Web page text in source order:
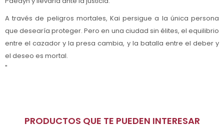
A través de peligros mortales, Kai persigue a la única persona
que desearía proteger. Pero en una ciudad sin élites, el equilibrio
entre el cazador y la presa cambia, y la batalla entre el deber y
el deseo es mortal.
"
PRODUCTOS QUE TE PUEDEN INTERESAR